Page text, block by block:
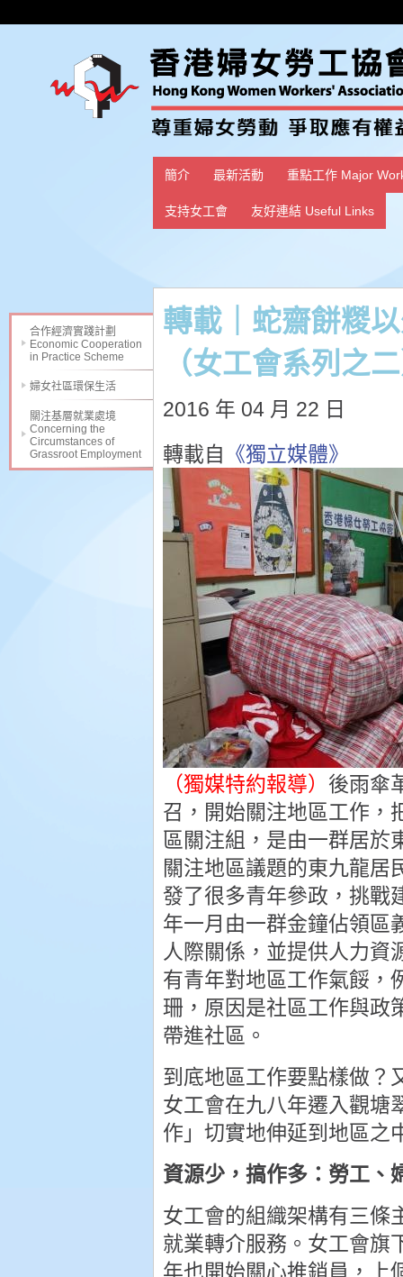
簡介 最新活動 重點工作 Major
支持女工會 友好連結 Useful Links
合作經濟實踐計劃
Economic Cooperation
in Practice Scheme
婦女社區環保生活
關注基層就業處境
Concerning the
Circumstances of
Grassroot Employment
轉載｜蛇齋餅糉
（女工會系列之
2016 年 04 月 22 日
轉載自 《獨立媒體》
（獨媒特約報導） 後雨傘
召，開始關注地區工作，
區關注組，是由一群居於
關注地區議題的東九龍居
發了很多青年參政，挑戰
年一月由一群金鐘佔領區
人際關係，並提供人力資
有青年對地區工作氣餒，
珊，原因是社區工作與政
帶進社區。
到底地區工作要點樣做？
女工會在九八年遷入觀塘
作」切實地伸延到地區之
資源少，搞作多：勞工、
女工會的組織架構有三條
就業轉介服務。女工會旗
年也開始關心推銷員，上